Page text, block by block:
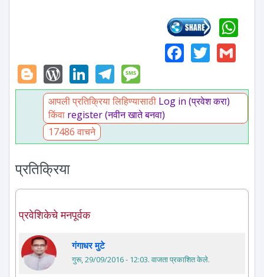
Blogger
WordPress
LinkedIn
Telegram
आपली प्रतिक्रिया लिहिण्यासाठी Log in (प्रवेश करा)
किंवा register (नवीन खाते बनवा)
17486 वाचने
प्रतिक्रिया
प्रवेशिकेचे मनपूर्वक
गंगाधर मुटे
गुरू, 29/09/2016 - 12:03. वाजता प्रकाशित केले.